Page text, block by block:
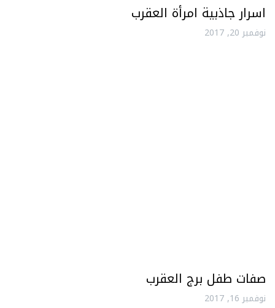
اسرار جاذبية امرأة العقرب
نوفمبر 20, 2017
صفات طفل برج العقرب
نوفمبر 16, 2017